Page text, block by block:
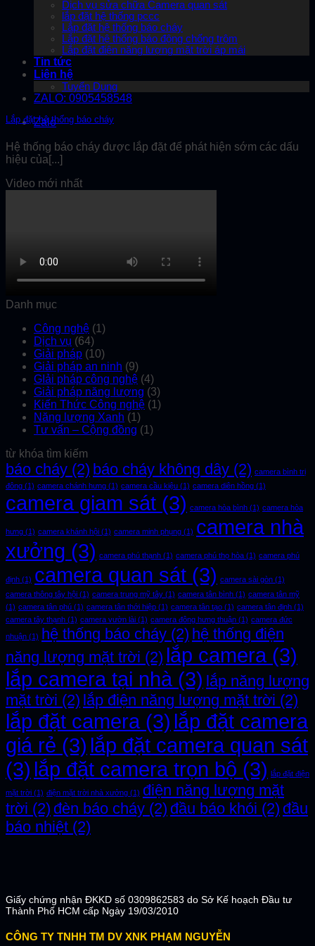
Dịch vụ sửa chữa Camera quan sát
lắp đặt hệ thống pccc
Lắp đặt hệ thống báo cháy
Lắp đặt hệ thống báo động chống trộm
Lắp đặt điện năng lượng mặt trời áp mái
Tin tức
Liên hệ
Tuyển Dụng
ZALO: 0905458548
Zalo
Lắp đặt hệ thống báo cháy
Hệ thống báo cháy được lắp đặt để phát hiện sớm các dấu
hiệu của[...]
Video mới nhất
Danh mục
Công nghệ (1)
Dịch vụ (64)
Giải pháp (10)
Giải pháp an ninh (9)
GIải pháp công nghệ (4)
Giải pháp năng lượng (3)
Kiến Thức Công nghệ (1)
Năng lượng Xanh (1)
Tư vấn – Cộng đồng (1)
từ khóa tìm kiếm
báo cháy (2) báo cháy không dây (2) camera bình trị
đông (1) camera chánh hưng (1) camera cầu kiệu (1) camera diên hồng (1)
camera giam sát (3) camera hòa bình (1) camera hòa
hưng (1) camera khánh hội (1) camera minh phụng (1) camera nhà
xưởng (3) camera phú thạnh (1) camera phú thọ hòa (1) camera phú
định (1) camera quan sát (3) camera sài gòn (1)
camera thông tây hội (1) camera trung mỹ tây (1) camera tân bình (1) camera tân mỹ
(1) camera tân phú (1) camera tân thới hiệp (1) camera tân tạo (1) camera tân định (1)
camera tây thạnh (1) camera vườn lài (1) camera đông hưng thuận (1) camera đức
nhuận (1) hệ thống báo cháy (2) hệ thống điện
năng lượng mặt trời (2) lắp camera (3)
lắp camera tại nhà (3) lắp năng lượng
mặt trời (2) lắp điện năng lượng mặt trời (2)
lắp đặt camera (3) lắp đặt camera
giá rẻ (3) lắp đặt camera quan sát
(3) lắp đặt camera trọn bộ (3) lắp đặt điện
mặt trời (1) điện mặt trời nhà xưởng (1) điện năng lượng mặt
trời (2) đèn báo cháy (2) đầu báo khói (2) đầu
báo nhiệt (2)
Giấy chứng nhận ĐKKD số 0309862583 do Sở Kế hoạch Đầu tư
Thành Phố HCM cấp Ngày 19/03/2010
CÔNG TY TNHH TM DV XNK PHẠM NGUYỄN